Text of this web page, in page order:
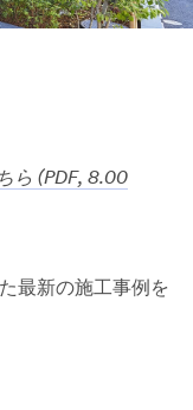
ら (PDF, 8.00
最新の施工事例を